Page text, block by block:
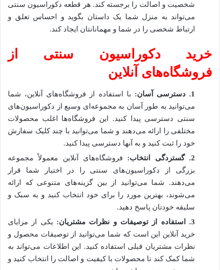
شخصیت و اصالت را برجسته کند. هر قطعه دکوراسیون سنتی
می‌تواند به منزل شما یک داستان بگوید و احساس تعلق و
ارتباط شخصی را در شما و مهمانانتان ایجاد کند.
خرید دکوراسیون سنتی از
فروشگاه‌های آنلاین
1
.دسترسی آسان: با استفاده از فروشگاه‌های آنلاین، شما
می‌توانید به طور آسان به مجموعه‌ای وسیع از دکوراسیون‌های
سنتی دسترسی پیدا کنید. این فروشگاه‌ها اغلب محصولات
مختلفی را ارائه می‌دهند و شما می‌توانید با چند کلیک سفارش
خود را ثبت کنید و به آنها دسترسی پیدا کنید.
2
.گستردگی انتخاب: فروشگاه‌های آنلاین معمولاً مجموعه
بزرگی از دکوراسیون‌های سنتی را در اختیار شما قرار
می‌دهند. شما می‌توانید از بین گزینه‌های متنوعی که ارائه
می‌شوند، بهترین مورد را برای خود انتخاب کنید و به سبک و
سلیقه خودتان پاسخ دهید.
3
. استفاده از توصیفات و نظرات مشتریان: یکی از مزایای
خرید آنلاین این است که شما می‌توانید از توصیفات محصول و
نظرات مشتریان قبلی استفاده کنید. این اطلاعات می‌تواند به
شما کمک کند تا محصولات با کیفیت و اصالت را انتخاب کنید و